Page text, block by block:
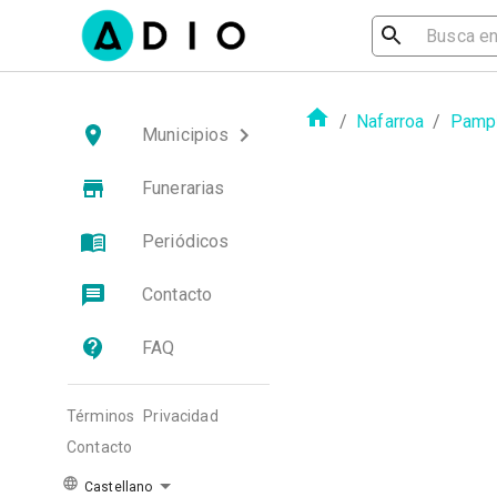
Municipios
Funerarias
Periódicos
Contacto
FAQ
Términos
Privacidad
Contacto
Castellano
/ Nafarroa /